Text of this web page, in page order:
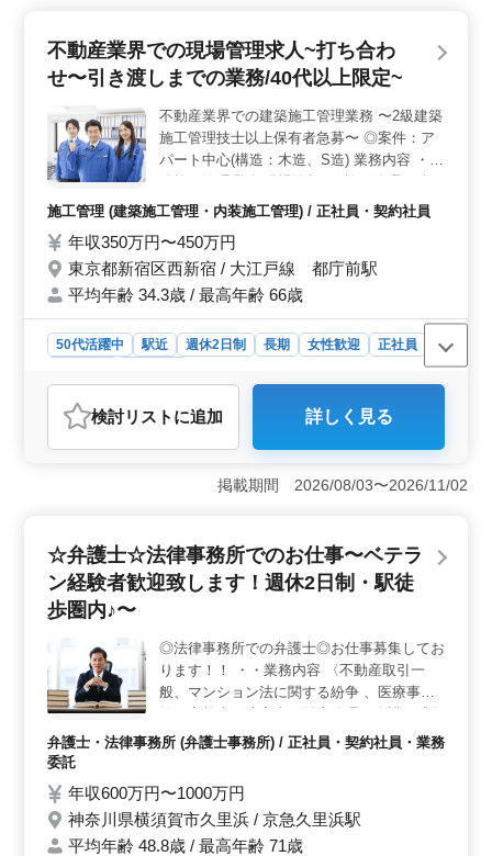
に加え、交通費全額支給や資格手当の支給など、安心し
て長く働ける福利厚生が整っています。週休2日制で、し
っかりとした休息も取れます。さらに、作業着の支給な
ど、必要な設備や支援が整っています。 ＜キャリア
の積み重ねが活かせる環境＞ 住宅関連施工管理経験20
年以上の方は条件面で優遇されるチャンスです。即日勤
務可能な方を歓迎し、経験とスキルを活かして新しいキ
好立地に位置し、八戸ノ里駅からもアクセスが便利で
す。経験豊富な方々との協力や、新たな挑戦にも積極的
に取り組む環境が整っています。
不動産業界での現場管理求人~打ち合わ
せ〜引き渡しまでの業務/40代以上限定~
不動産業界での建築施工管理業務 〜2級建築
施工管理技士以上保有者急募〜 ◎案件：ア
パート中心(構造：木造、S造) 業務内容 ・建
算、見積もり、各種書類作成、施工図修正/
内容：原状回復工事、建替工事 備考 ・完全
週休2日制(水＋他曜日) ・作業着支給 ・交通
費全額支給 ・資格手当あり ◎打ち合わせか
優遇いたします ◎新宿区近郊案件多数/利便
性良い企業 ＊平均年齢若い企業の中で働い
募お待ちしております！！
施工管理 (建築施工管理・内装施工管理) / 正社員・契約社員
年収350万円〜450万円
東京都新宿区西新宿 / 大江戸線 都庁前駅
平均年齢 34.3歳 / 最高年齢 66歳
50代活躍中 駅近 週休2日制 長期 女性歓迎
正社員
おすすめポイント
＜経験を生かせる不動産業界の現場管理＞ 施工管理経
験者には条件面での優遇があり、打ち合わせから引き渡
理業務で、木造やS造の構造に関わる経験を活かせます。
のキャリアチャンス＞ 経験豊富な40代以上の方を歓迎
します。若い企業で経験を活かし、新宿区近郊の案件に
携わりませんか？積極的なキャリアアップを支援する環
境が整っています。経験や知識を活かし、リーダーシッ
プを発揮できるフィールドがここにあります。 ＜働
きやすい環境＞ 週休2日制で、水曜日を含む柔軟な休日
設定があります。交通費全額支給や作業着支給など福利
厚生も充実しています。また、時間外労働も月平均15時
す。安定した環境で、長く活躍できるキャリアを築きま
せんか？
検討リスト に追加 詳しく見る
掲載期間 2026/08/03〜2026/11/02
☆弁護士☆法律事務所でのお仕事〜ベテラ
ン経験者歓迎致します！週休2日制・駅徒
歩圏内♪〜
◎法律事務所での弁護士◎お仕事募集してお
ります！！ ・・業務内容 〈不動産取引一
般、マンション法に関する紛争 、医療事
故、高齢者・障害者の財産管理・介護・成年
後見 、法人倒産、虐待・差別問題、M&A案
駅徒歩圏内・残業少なめ・個人案件受任可
能・50歳以上新規採用実績あり・未経験分
野サポート〉 担当事件は今までの経験を考
弁護士・法律事務所 (弁護士事務所) / 正社員・契約社員・業務
委託
年収600万円〜1000万円
神奈川県横須賀市久里浜 / 京急久里浜駅
平均年齢 48.8歳 / 最高年齢 71歳